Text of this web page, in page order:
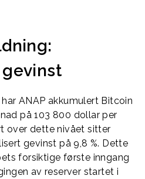
ANAP akkumulert Bitcoin
på 103 800 dollar per
over dette nivået sitter
gevinst på 9,8 %. Dette
forsiktige første inngang
av reserver startet i